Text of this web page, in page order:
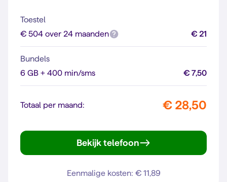
Toestel
€ 504 over 24 maanden
€ 21
Bundels
6 GB + 400 min/sms
€ 7,50
Totaal per maand: € 28,50
Bekijk telefoon
Eenmalige kosten: € 11,89